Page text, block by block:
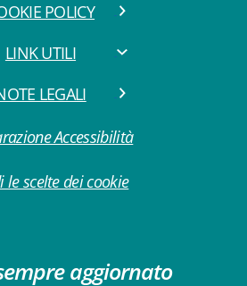
POLICY
LINK UTILI
LEGALI
Accessibilità
le scelte dei cookie
aggiornato